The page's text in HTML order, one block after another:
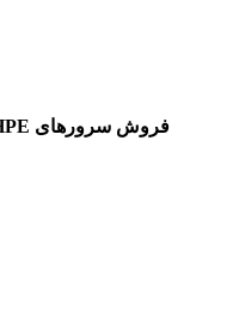
فروش سرورهای HPE